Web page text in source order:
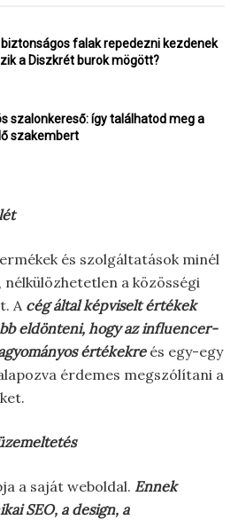
falak repedezni kezdenek
a Diszkrét burok mögött?
szalonkereső: így találhatod meg a
szakembert
és szolgáltatások minél
nélkülözhetetlen a közösségi
A cég által képviselt értékek
eldönteni, hogy az influencer-
értékekreés egy-egy
érdemes megszólítani a
a saját weboldal. Ennek
SEO, a design, a